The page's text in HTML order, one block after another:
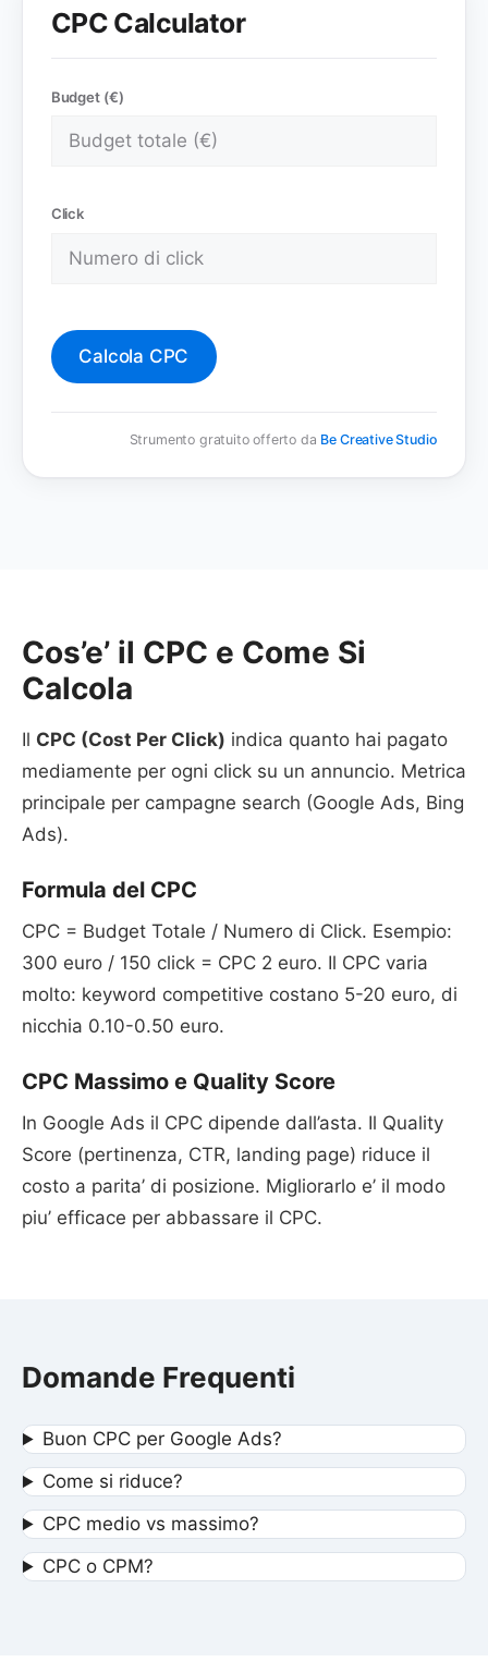
CPC Calculator
Budget (€)
Click
Calcola CPC
Strumento gratuito offerto da Be Creative Studio
Cos’e’ il CPC e Come Si
Calcola
Il CPC (Cost Per Click) indica quanto hai pagato
mediamente per ogni click su un annuncio. Metrica
principale per campagne search (Google Ads, Bing
Ads).
Formula del CPC
CPC = Budget Totale / Numero di Click. Esempio:
300 euro / 150 click = CPC 2 euro. Il CPC varia
molto: keyword competitive costano 5-20 euro, di
nicchia 0.10-0.50 euro.
CPC Massimo e Quality Score
In Google Ads il CPC dipende dall’asta. Il Quality
Score (pertinenza, CTR, landing page) riduce il
costo a parita’ di posizione. Migliorarlo e’ il modo
piu’ efficace per abbassare il CPC.
Domande Frequenti
Buon CPC per Google Ads?
Come si riduce?
CPC medio vs massimo?
CPC o CPM?